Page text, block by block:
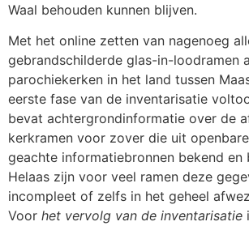
Waal behouden kunnen blijven.
Met het online zetten van nagenoeg
gebrandschilderde glas-in-loodramen
parochiekerken in het land tussen
eerste fase van de inventarisatie
bevat achtergrondinformatie over de
kerkramen voor zover die uit
geachte informatiebronnen bekend en
Helaas zijn voor veel ramen deze
incompleet of zelfs in het geheel
Voor het vervolg van de inventarisatie